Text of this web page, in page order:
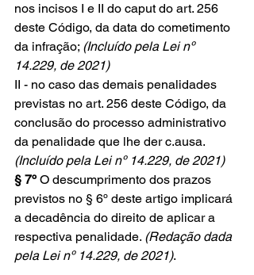
nos incisos I e II do caput do art. 256
deste Código, da data do cometimento
da infração; (Incluído pela Lei nº
14.229, de 2021)
II - no caso das demais penalidades
previstas no art. 256 deste Código, da
conclusão do processo administrativo
da penalidade que lhe der c.ausa.
(Incluído pela Lei nº 14.229, de 2021)
§ 7º O descumprimento dos prazos
previstos no § 6º deste artigo implicará
a decadência do direito de aplicar a
respectiva penalidade. (Redação dada
pela Lei nº 14.229, de 2021).